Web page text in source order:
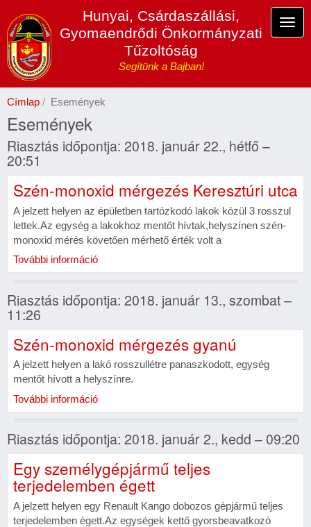
tartalomra
Hunyai, Csárdaszállási,
Gyomaendrődi Önkormányzati
Tűzoltóság
Segítünk a Bajban!
Címlap Események
Események
Riasztás időpontja: 2018. január 22., hétfő –
20:51
Szén-monoxid mérgezés Keresztúri utca
A jelzett helyen az épületben tartózkodó lakok közül 3 rosszul
lettek.Az egység a lakokhoz mentőt hívtak,helyszínen szén-
monoxid mérés követően mérhető érték volt a
További információ
Riasztás időpontja: 2018. január 13., szombat –
11:26
Szén-monoxid mérgezés gyanú
A jelzett helyen a lakó rosszullétre panaszkodott, egység
mentőt hívott a helyszínre.
További információ
Riasztás időpontja: 2018. január 2., kedd – 09:20
Egy személygépjármű teljes
terjedelemben égett
A jelzett helyen egy Renault Kango dobozos gépjármű teljes
terjedelemben égett.Az egységek kettő gyorsbeavatkozó